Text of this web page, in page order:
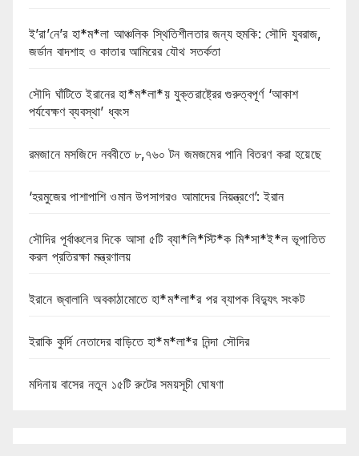
ই’রা’নে’র হা*ম*লা আঞ্চলিক স্থিতিশীলতার জন্য হুমকি: সৌদি যুবরাজ,
জর্ডান বাদশাহ ও কাতার আমিরের যৌথ সতর্কতা
সৌদি ঘাঁটিতে ইরানের হা*ম*লা*য় যুক্তরাষ্ট্রের গুরুত্বপূর্ণ ‘আকাশ
পর্যবেক্ষণ ব্যবস্থা’ ধ্বংস
রমজানে মসজিদে নববীতে ৮,৭৬০ টন জমজমের পানি বিতরণ করা হয়েছে
‘হরমুজের পাশাপাশি ওমান উপসাগরও আমাদের নিয়ন্ত্রণে’: ইরান
সৌদির পূর্বাঞ্চলের দিকে আসা ৫টি ব্যা*লি*স্টি*ক মি*সা*ই*ল ভূপাতিত
করল প্রতিরক্ষা মন্ত্রণালয়
ইরানে জ্বালানি অবকাঠামোতে হা*ম*লা*র পর ব্যাপক বিদ্যুৎ সংকট
ইরাকি কুর্দি নেতাদের বাড়িতে হা*ম*লা*র নিন্দা সৌদির
মদিনায় বাসের নতুন ১৫টি রুটের সময়সূচী ঘোষণা